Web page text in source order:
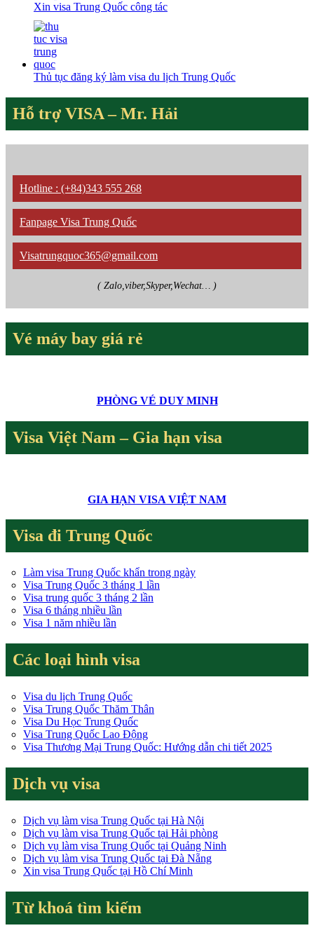
Xin visa Trung Quốc công tác
Thủ tục đăng ký làm visa du lịch Trung Quốc
Hỗ trợ VISA – Mr. Hải
Hotline : (+84)343 555 268
Fanpage Visa Trung Quốc
Visatrungquoc365@gmail.com
( Zalo,viber,Skyper,Wechat… )
Vé máy bay giá rẻ
PHÒNG VÉ DUY MINH
Visa Việt Nam – Gia hạn visa
GIA HẠN VISA VIỆT NAM
Visa đi Trung Quốc
Làm visa Trung Quốc khẩn trong ngày
Visa Trung Quốc 3 tháng 1 lần
Visa trung quốc 3 tháng 2 lần
Visa 6 tháng nhiều lần
Visa 1 năm nhiều lần
Các loại hình visa
Visa du lịch Trung Quốc
Visa Trung Quốc Thăm Thân
Visa Du Học Trung Quốc
Visa Trung Quốc Lao Động
Visa Thương Mại Trung Quốc: Hướng dẫn chi tiết 2025
Dịch vụ visa
Dịch vụ làm visa Trung Quốc tại Hà Nội
Dịch vụ làm visa Trung Quốc tại Hải phòng
Dịch vụ làm visa Trung Quốc tại Quảng Ninh
Dịch vụ làm visa Trung Quốc tại Đà Nẵng
Xin visa Trung Quốc tại Hồ Chí Minh
Từ khoá tìm kiếm